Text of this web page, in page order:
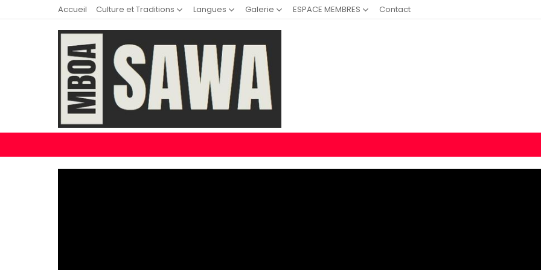
Accueil Culture et Traditions Langues Galerie ESPACE MEMBRES Contact